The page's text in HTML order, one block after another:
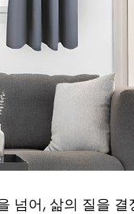
넘어, 삶의 질을